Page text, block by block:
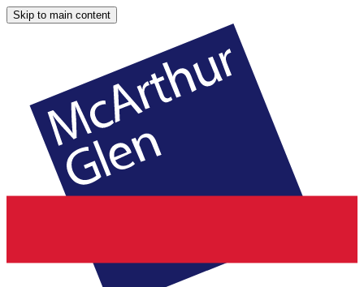
Skip to main content